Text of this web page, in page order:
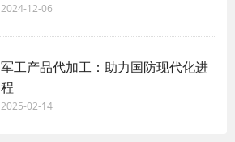
2024-12-06
军工产品代加工：助力国防现代化进
程
2025-02-14